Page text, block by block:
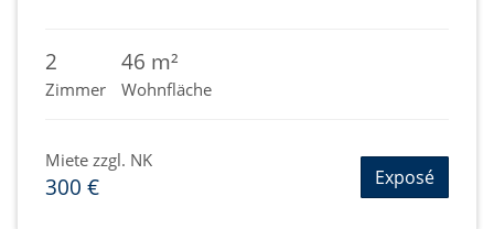
2
Zimmer
46 m²
Wohnfläche
Miete zzgl. NK
300 € Exposé